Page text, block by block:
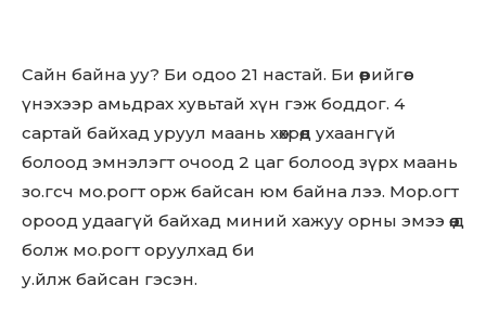
Сайн байна уу? Би одоо 21 настай. Би өөрийгөө
үнэхээр амьдрах хувьтай хүн гэж боддог. 4
сартай байхад уруул маань хөхрөөд ухаангүй
болоод эмнэлэгт очоод 2 цаг болоод зүрх маань
зо.гсч мо.рогт орж байсан юм байна лээ. Мор.огт
ороод удаагүй байхад миний хажуу орны эмээ өө.д
болж мо.рогт оруулхад би
у.йлж байсан гэсэн.